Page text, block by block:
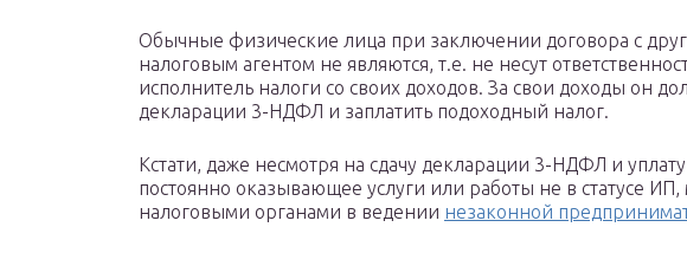
Обычные физические лица при заключении договора с
налоговым агентом не являются, т.е. не несут
исполнитель налоги со своих доходов. За свои доходы он
декларации 3-НДФЛ и заплатить подоходный налог.
Кстати, даже несмотря на сдачу декларации 3-НДФЛ и
постоянно оказывающее услуги или работы не в статусе
налоговыми органами в ведении незаконной